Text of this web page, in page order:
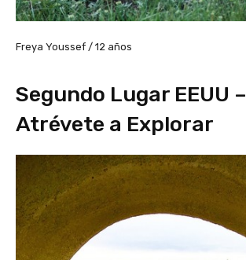
Freya Youssef / 12 años
Segundo Lugar EEUU –
Atrévete a Explorar